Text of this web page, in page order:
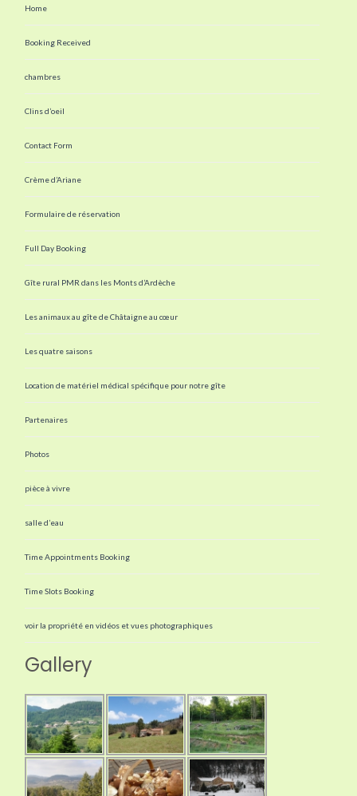
Home
Booking Received
chambres
Clins d’oeil
Contact Form
Crème d’Ariane
Formulaire de réservation
Full Day Booking
Gîte rural PMR dans les Monts d’Ardèche
Les animaux au gîte de Châtaigne au cœur
Les quatre saisons
Location de matériel médical spécifique pour notre gîte
Partenaires
Photos
pièce à vivre
salle d’eau
Time Appointments Booking
Time Slots Booking
voir la propriété en vidéos et vues photographiques
Gallery